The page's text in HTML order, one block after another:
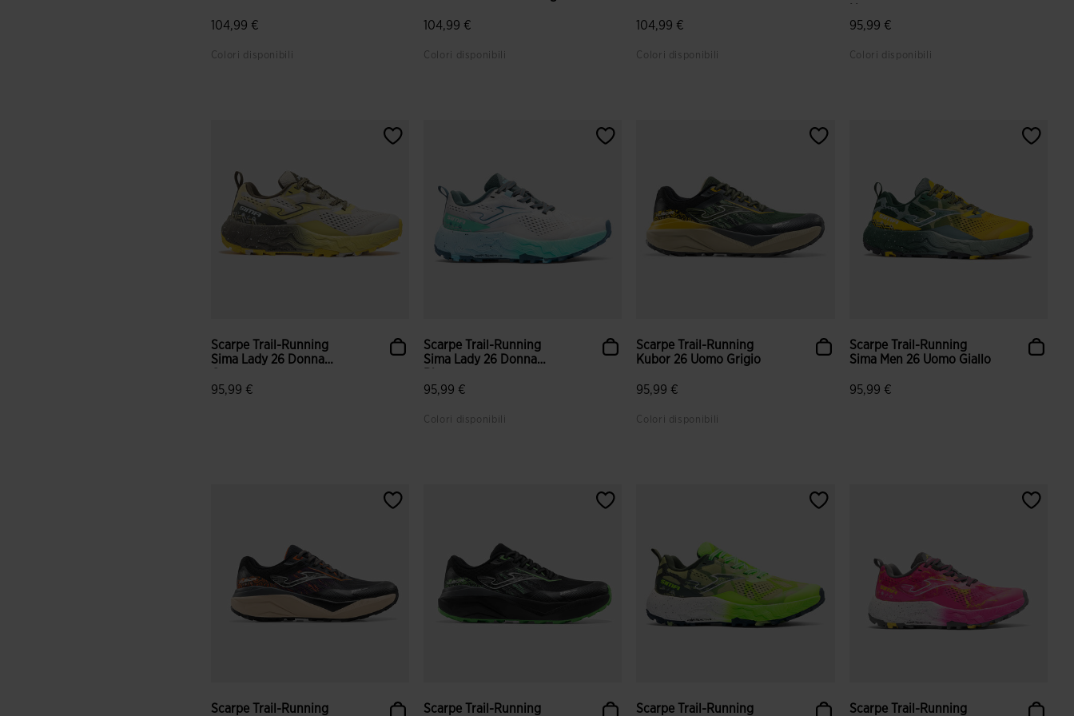
104,99 €
Colori disponibili
104,99 €
Colori disponibili
104,99 €
Colori disponibili
95,99 €
Colori disponibili
Scarpe Trail-Running
Sima Lady 26 Donna
95,99 €
Scarpe Trail-Running
Sima Lady 26 Donna
95,99 €
Colori disponibili
Scarpe Trail-Running
Kubor 26 Uomo Grigio
95,99 €
Colori disponibili
Scarpe Trail-Running
Sima Men 26 Uomo Giallo
95,99 €
Scarpe Trail-Running Scarpe Trail-Running Scarpe Trail-Running Scarpe Trail-Running